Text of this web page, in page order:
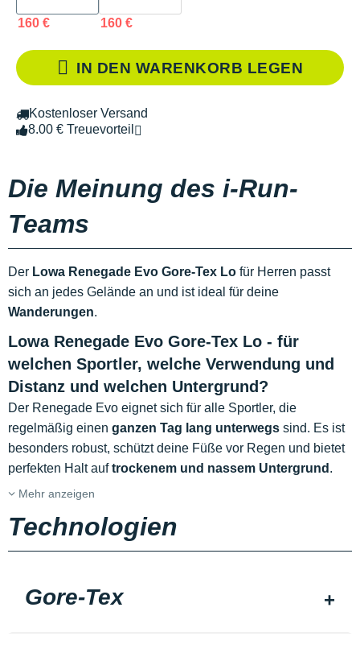
160 € 160 €
IN DEN WARENKORB LEGEN
Kostenloser Versand
8.00 € Treuevorteil
Die Meinung des i-Run-
Teams
Der Lowa Renegade Evo Gore-Tex Lo für Herren passt
sich an jedes Gelände an und ist ideal für deine
Wanderungen.
Lowa Renegade Evo Gore-Tex Lo - für
welchen Sportler, welche Verwendung und
Distanz und welchen Untergrund?
Der Renegade Evo eignet sich für alle Sportler, die
regelmäßig einen ganzen Tag lang unterwegs sind. Es ist
besonders robust, schützt deine Füße vor Regen und bietet
perfekten Halt auftrockenem und nassem Untergrund .
Mehr anzeigen
Technologien
Gore-Tex